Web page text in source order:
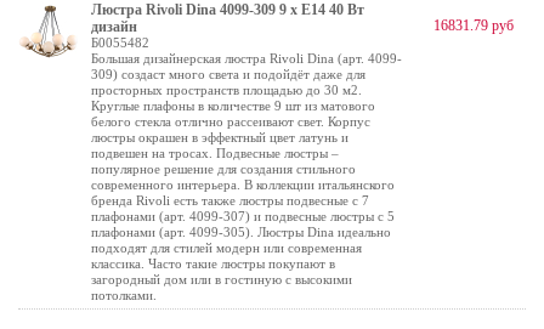
Люстра Rivoli Dina 4099-309 9 х Е14 40 Вт
дизайн
Б0055482
Большая дизайнерская люстра Rivoli Dina (арт. 4099-
309) создаст много света и подойдёт даже для
просторных пространств площадью до 30 м2.
Круглые плафоны в количестве 9 шт из матового
белого стекла отлично рассеивают свет. Корпус
люстры окрашен в эффектный цвет латунь и
подвешен на тросах. Подвесные люстры –
популярное решение для создания стильного
современного интерьера. В коллекции итальянского
бренда Rivoli есть также люстры подвесные с 7
плафонами (арт. 4099-307) и подвесные люстры с 5
плафонами (арт. 4099-305). Люстры Dina идеально
подходят для стилей модерн или современная
классика. Часто такие люстры покупают в
загородный дом или в гостиную с высокими
потолками.
16831.79 руб